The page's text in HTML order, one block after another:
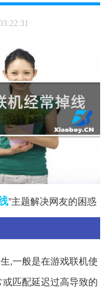
”主题解决网友的困惑
,一般是在游戏联机使
匹配延迟过高导致的